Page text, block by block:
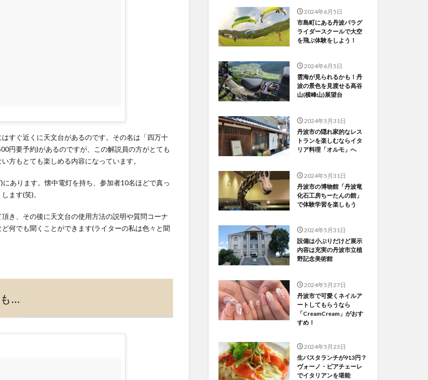
すぐ近くに天文台があるのです。その名は「四万十
円要予約)があるのですが、この解説員の方がとても
方もとても楽しめる内容になっています。
あります。懐中電灯を持ち、参加者10名ほどで真っ
ます(笑)。
き、その後に天文台の使用方法の説明や質問コーナ
何でも聞くことができます(ライターの私は色々と聞
…
2024年6月5日
市島町にある丹波パラグ
ライダースクールで大空
を飛ぶ体験をしよう！
2024年6月5日
雲海が見られるかも！丹
波の景色を見渡せる高谷
山(横峰山)展望台
2024年5月31日
丹波市の隠れ家的なレス
トランを楽しむならイタ
リア料理「オルモ」へ
2024年5月31日
丹波市の博物館「丹波竜
化石工房ちーたんの館」
で体験学習を楽しもう
2024年5月31日
設備は小ぶりだけど展示
内容は充実の丹波市立植
野記念美術館
2024年5月27日
丹波市で可愛くネイルア
ートしてもらうなら
「CreamCream」がおす
すめ！
2024年5月23日
生パスタランチが913円？
ヴォーノ・ピアチェーレ
でイタリアンを堪能